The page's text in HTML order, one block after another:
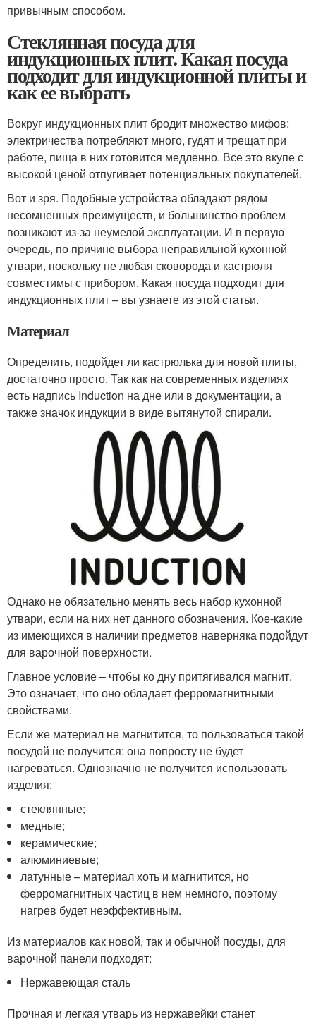
привычным способом.
Стеклянная посуда для
индукционных плит. Какая посуда
подходит для индукционной плиты и
как ее выбрать
Вокруг индукционных плит бродит множество мифов:
электричества потребляют много, гудят и трещат при
работе, пища в них готовится медленно. Все это вкупе с
высокой ценой отпугивает потенциальных покупателей.
Вот и зря. Подобные устройства обладают рядом
несомненных преимуществ, и большинство проблем
возникают из-за неумелой эксплуатации. И в первую
очередь, по причине выбора неправильной кухонной
утвари, поскольку не любая сковорода и кастрюля
совместимы с прибором. Какая посуда подходит для
индукционных плит – вы узнаете из этой статьи.
Материал
Определить, подойдет ли кастрюлька для новой плиты,
достаточно просто. Так как на современных изделиях
есть надпись Induction на дне или в документации, а
также значок индукции в виде вытянутой спирали.
Однако не обязательно менять весь набор кухонной
утвари, если на них нет данного обозначения. Кое-какие
из имеющихся в наличии предметов наверняка подойдут
для варочной поверхности.
Главное условие – чтобы ко дну притягивался магнит.
Это означает, что оно обладает ферромагнитными
свойствами.
Если же материал не магнитится, то пользоваться такой
посудой не получится: она попросту не будет
нагреваться. Однозначно не получится использовать
изделия:
стеклянные;
медные;
керамические;
алюминиевые;
латунные – материал хоть и магнитится, но
ферромагнитных частиц в нем немного, поэтому
нагрев будет неэффективным.
Из материалов как новой, так и обычной посуды, для
варочной панели подходят:
Нержавеющая сталь
Прочная и легкая утварь из нержавейки станет